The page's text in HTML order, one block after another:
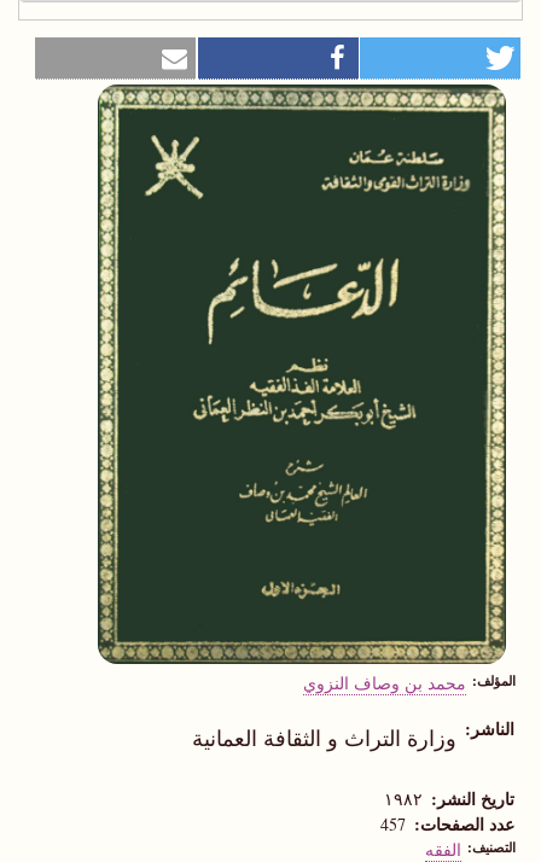
المؤلف محمد بن وصاف النزوي
الناشر وزارة التراث و الثقافة العمانية
تاريخ النشر ١٩٨٢
عدد الصفحات 457
التصنيف الفقه